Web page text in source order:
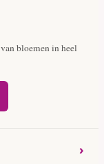
bloemen in heel
›